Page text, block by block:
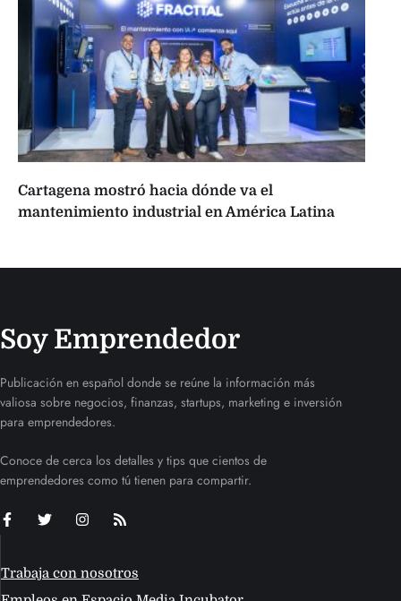
Cartagena mostró hacia dónde va el
mantenimiento industrial en América Latina
Soy Emprendedor
Publicación en español donde se reúne la información más
valiosa sobre negocios, finanzas, startups, marketing e inversión
para emprendedores.
Conoce de cerca los detalles y tips que cientos de
emprendedores como tú tienen para compartir.
Trabaja con nosotros